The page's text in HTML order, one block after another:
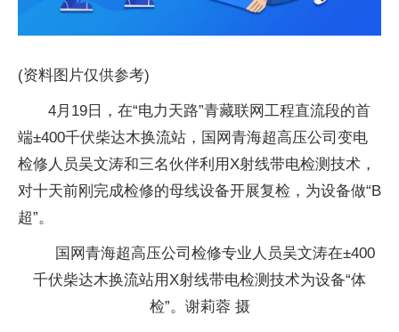
(资料图片仅供参考)
4月19日，在“电力天路”青藏联网工程直流段的首
端±400千伏柴达木换流站，国网青海超高压公司变电
检修人员吴文涛和三名伙伴利用X射线带电检测技术，
对十天前刚完成检修的母线设备开展复检，为设备做“B
超”。
国网青海超高压公司检修专业人员吴文涛在±400
千伏柴达木换流站用X射线带电检测技术为设备“体
检”。谢莉蓉 摄